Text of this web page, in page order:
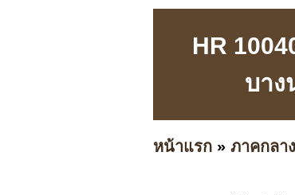
HR
บาง
หน้าแรก » ภาคกลาง